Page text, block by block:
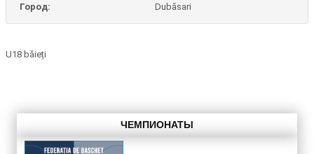
Город: Dubăsari
U18 băieți
ЧЕМПИОНАТЫ